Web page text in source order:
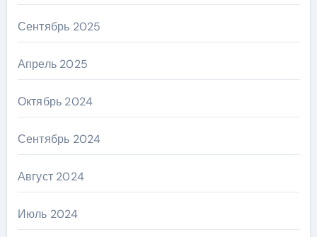
Сентябрь 2025
Апрель 2025
Октябрь 2024
Сентябрь 2024
Август 2024
Июль 2024